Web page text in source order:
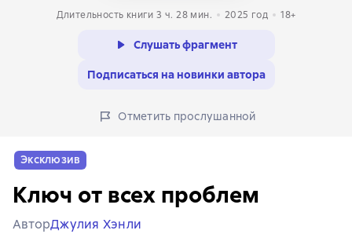
Длительность книги 3 ч. 28 мин.
2025 год 18+
Слушать фрагмент
Подписаться на новинки автора
Отметить прослушанной
Эксклюзив
Ключ от всех проблем
АвторДжулия Хэнли